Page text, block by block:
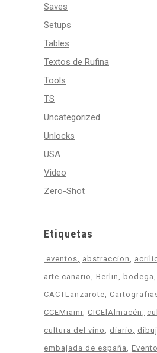
Saves
Setups
Tables
Textos de Rufina
Tools
TS
Uncategorized
Unlocks
USA
Video
Zero-Shot
Etiquetas
.eventos abstraccion
arte canario
Berlin
bodega
CACTLanzarote
CCEMiami
CICElAlmacén
cultura del vino
diario
embajada de españa
Evento